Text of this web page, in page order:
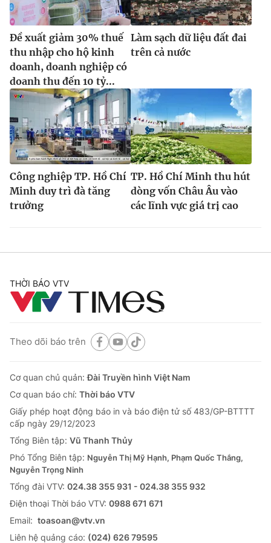
Đề xuất giảm 30% thuế
thu nhập cho hộ kinh
doanh, doanh nghiệp có
doanh thu đến 10 tỷ...
Làm sạch dữ liệu đất đai
trên cả nước
Công nghiệp TP. Hồ Chí
Minh duy trì đà tăng
trưởng
TP. Hồ Chí Minh thu hút
dòng vốn Châu Âu vào
các lĩnh vực giá trị cao
THỜI BÁO VTV
Theo dõi báo trên
Cơ quan chủ quản:Đài Truyền hình Việt Nam
Cơ quan báo chí: Thời báo VTV
Giấy phép hoạt động báo in và báo điện tử số 483/GP-BTTTT
cấp ngày 29/12/2023
Tổng Biên tập: Vũ Thanh Thủy
Phó Tổng Biên tập: Nguyễn Thị Mỹ Hạnh, Phạm Quốc Thắng,
Nguyễn Trọng Ninh
Tổng đài VTV: 024.38 355 931 - 024.38 355 932
Ðiện thoại Thời báo VTV: 0988 671 671
Email: toasoan@vtv.vn
Liên hệ quảng cáo: (024) 626 79595